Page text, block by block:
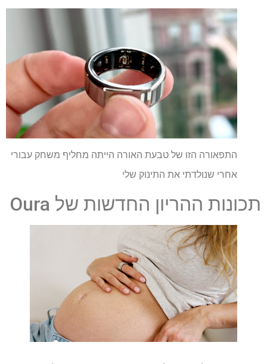
התפאורה הזו של טבעת האורה הייתה מחליף משחק עבורי
אחרי שנולדתי את התינוק שלי
תכונות ההריון החדשות של Oura